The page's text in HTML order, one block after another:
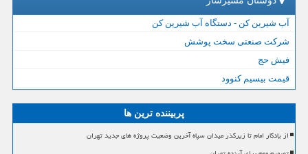
آب شیرین کن - دستگاه آب شیرین کن
شرکت صنعتی سخت پوشش
فیش حج
قیمت بیسیم کنوود
پربیننده ترین ها
از یادگار امام تا زیرگذر میدان سپاه آخرین وضعیت پروژه های جدید تهران